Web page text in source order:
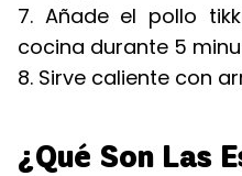
7. Añade el pollo
cocina durante 5
8. Sirve caliente con
¿Qué Son Las